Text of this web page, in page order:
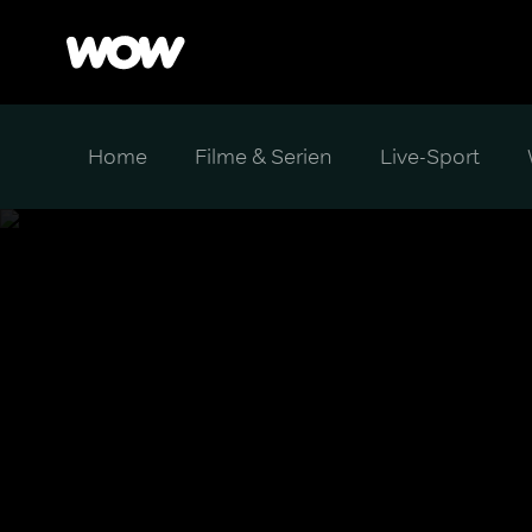
Home Filme & Serien Live-Sport